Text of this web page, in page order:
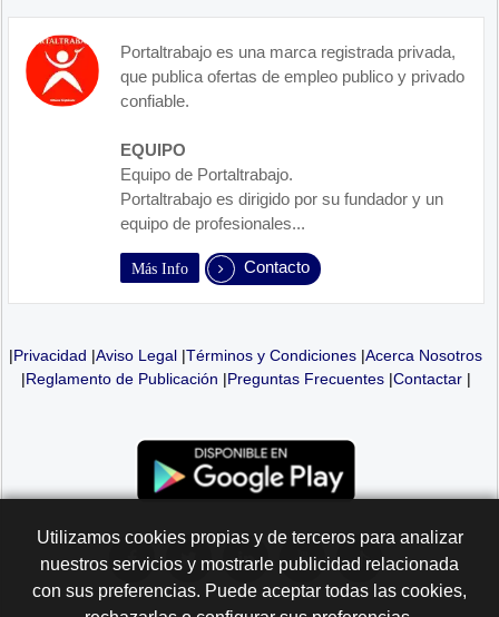
Portaltrabajo es una marca registrada privada,
que publica ofertas de empleo publico y privado
confiable.
EQUIPO
Equipo de Portaltrabajo.
Portaltrabajo es dirigido por su fundador y un
equipo de profesionales...
Más Info Contacto
|Privacidad |Aviso Legal |Términos y Condiciones |Acerca Nosotros
|Reglamento de Publicación |Preguntas Frecuentes|Contactar|
Utilizamos cookies propias y de terceros para analizar
nuestros servicios y mostrarle publicidad relacionada
con sus preferencias. Puede aceptar todas las cookies,